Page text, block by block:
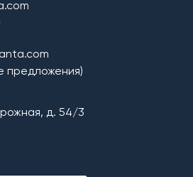
предложения)
д. 54/3